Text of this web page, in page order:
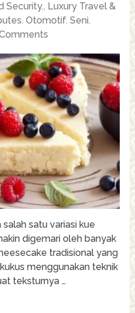
Security., Luxury Travel &
,Otomotif,Seni,
satu variasi kue
digemari oleh banyak
tradisional yang
menggunakan teknik
teksturnya …